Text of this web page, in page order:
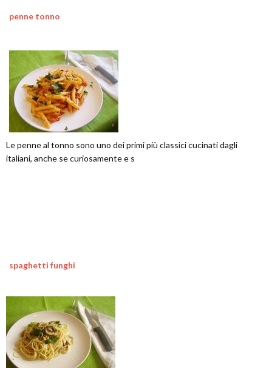
penne tonno
Le penne al tonno sono uno dei primi più classici cucinati dagli
italiani, anche se curiosamente e s
spaghetti funghi